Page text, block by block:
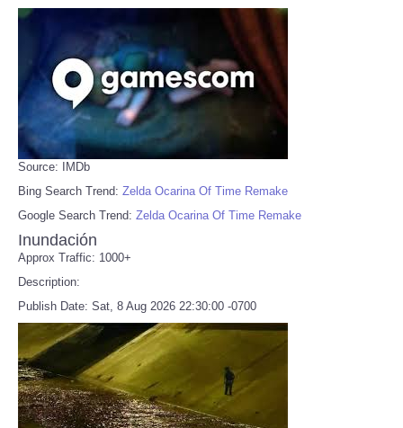
Source: IMDb
Bing Search Trend: Zelda Ocarina Of Time Remake
Google Search Trend: Zelda Ocarina Of Time Remake
Inundación
Approx Traffic: 1000+
Description:
Publish Date: Sat, 8 Aug 2026 22:30:00 -0700